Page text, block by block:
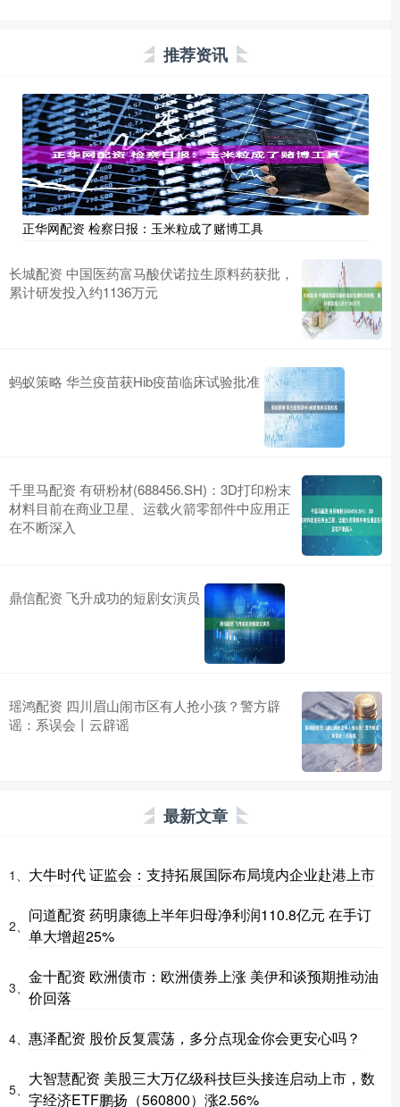
推荐资讯
正华网配资 检察日报：玉米粒成了赌博工具
长城配资 中国医药富马酸伏诺拉生原料药获批，
累计研发投入约1136万元
蚂蚁策略 华兰疫苗获Hib疫苗临床试验批准
千里马配资 有研粉材(688456.SH)：3D打印粉末
材料目前在商业卫星、运载火箭零部件中应用正
在不断深入
鼎信配资 飞升成功的短剧女演员
瑶鸿配资 四川眉山闹市区有人抢小孩？警方辟
谣：系误会丨云辟谣
最新文章
1、 大牛时代 证监会：支持拓展国际布局境内企业赴港上市
2、
问道配资 药明康德上半年归母净利润110.8亿元 在手订
单大增超25%
3、
金十配资 欧洲债市：欧洲债券上涨 美伊和谈预期推动油
价回落
4、 惠泽配资 股价反复震荡，多分点现金你会更安心吗？
5、
大智慧配资 美股三大万亿级科技巨头接连启动上市，数
字经济ETF鹏扬（560800）涨2.56%